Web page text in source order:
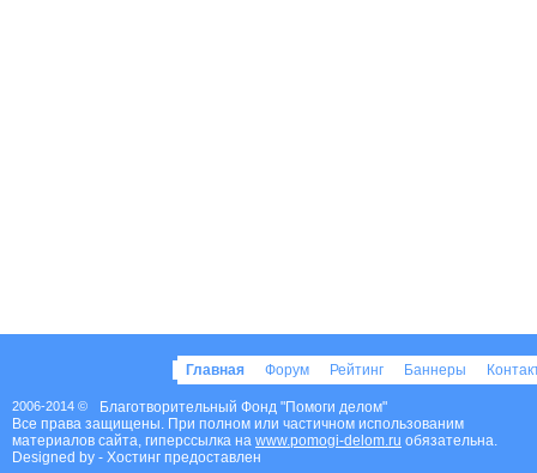
Главная Форум Рейтинг Баннеры
2006-2014 ©
Благотворительный Фонд "Помоги делом"
Все права защищены. При полном или частичном использованим
материалов сайта, гиперссылка на www.pomogi-delom.ru обязательна.
Designed by - Хостинг предоставлен